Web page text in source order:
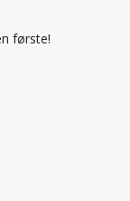
første!